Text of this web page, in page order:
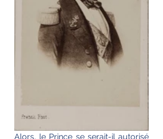
Alors, le Prince se serait-il autorisé